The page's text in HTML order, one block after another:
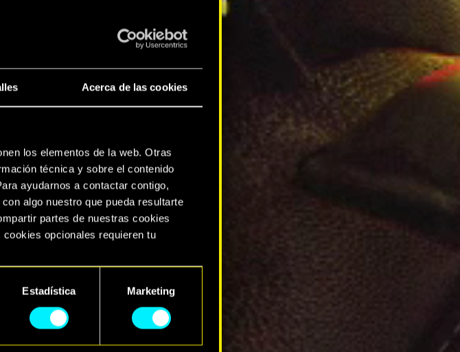
Acerca de las cookies
los elementos de la web. Otras
técnica y sobre el contenido
ayudarnos a contactar contigo,
algo nuestro que pueda resultarte
partes de nuestras cookies
opcionales requieren tu
uso de las cookies y podrás
Estadística Marketing